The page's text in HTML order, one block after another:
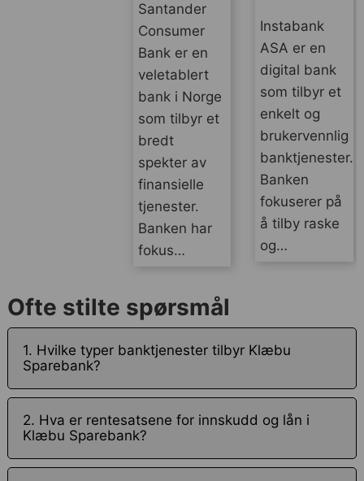
Santander
Consumer
Bank er en
veletablert
bank i Norge
som tilbyr et
bredt
spekter av
finansielle
tjenester.
Banken har
fokus…
Instabank
ASA er en
digital bank
som tilbyr et
enkelt og
brukervennlig
banktjenester.
Banken
fokuserer på
å tilby raske
og…
Ofte stilte spørsmål
1. Hvilke typer banktjenester tilbyr Klæbu
Sparebank?
2. Hva er rentesatsene for innskudd og lån i
Klæbu Sparebank?